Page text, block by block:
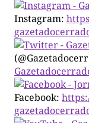
Instagram:
Facebook: